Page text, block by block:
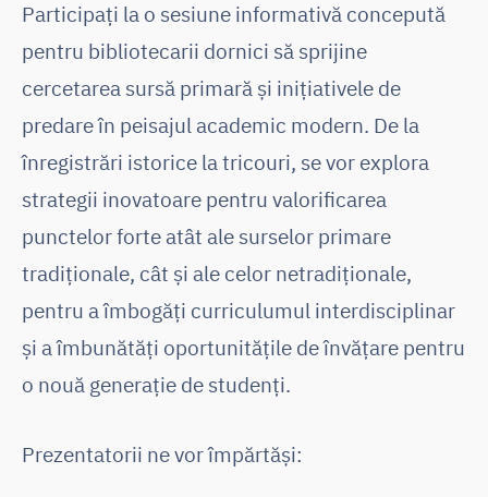
Participați la o sesiune informativă concepută
pentru bibliotecarii dornici să sprijine
cercetarea sursă primară și inițiativele de
predare în peisajul academic modern. De la
înregistrări istorice la tricouri, se vor explora
strategii inovatoare pentru valorificarea
punctelor forte atât ale surselor primare
tradiționale, cât și ale celor netradiționale,
pentru a îmbogăți curriculumul interdisciplinar
și a îmbunătăți oportunitățile de învățare pentru
o nouă generație de studenți.
Prezentatorii ne vor împărtăși: